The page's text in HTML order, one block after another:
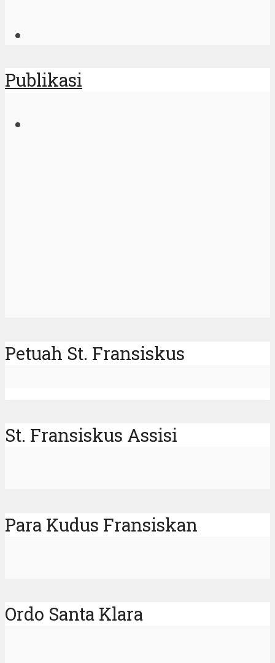
Publikasi
Petuah St. Fransiskus
St. Fransiskus Assisi
Para Kudus Fransiskan
Ordo Santa Klara